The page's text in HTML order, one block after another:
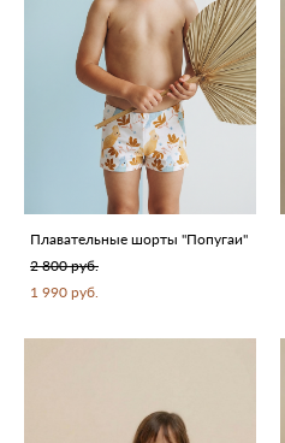
Плавательные шорты "Попугаи"
2 800 pуб.
1 990 pуб.